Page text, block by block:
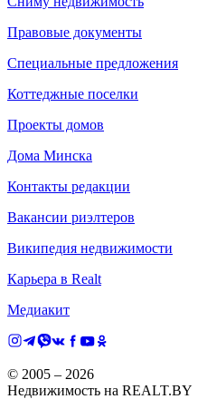
Правовые документы
Специальные предложения
Коттеджные поселки
Проекты домов
Дома Минска
Контакты редакции
Вакансии риэлтеров
Википедия недвижимости
Карьера в Realt
Медиакит
© 2005 – 2026
Недвижимость на REALT.BY